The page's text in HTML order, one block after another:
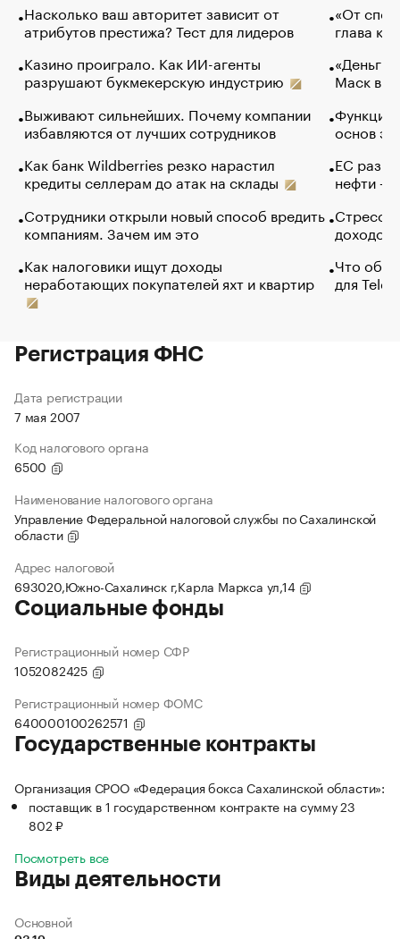
Насколько ваш авторитет зависит от
атрибутов престижа? Тест для лидеров
Казино проиграло. Как ИИ-агенты
разрушают букмекерскую индустрию
Выживают сильнейших. Почему компании
избавляются от лучших сотрудников
Как банк Wildberries резко нарастил
кредиты селлерам до атак на склады
Сотрудники открыли новый способ вредить
компаниям. Зачем им это
Как налоговики ищут доходы
неработающих покупателей яхт и квартир
«От
глава
«Деньги
Маск в
Функции
основ
ЕС
нефти —
Стресс
доходов
Что
для
Регистрация ФНС
Дата регистрации
7 мая 2007
Код налогового органа
6500
Наименование налогового органа
Управление Федеральной налоговой службы по Сахалинской
области
Адрес налоговой
693020,Южно-Сахалинск г,Карла Маркса ул,14
Социальные фонды
Регистрационный номер СФР
1052082425
Регистрационный номер ФОМС
640000100262571
Государственные контракты
Организация СРОО «Федерация бокса Сахалинской области»:
поставщик в 1 государственном контракте на сумму 23
802 ₽
Посмотреть все
Виды деятельности
Основной